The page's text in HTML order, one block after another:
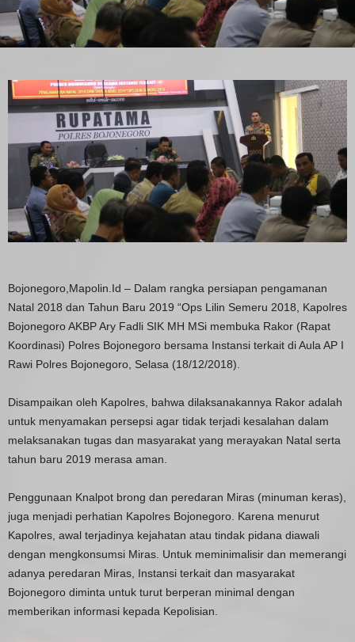
Bojonegoro,Mapolin.Id – Dalam rangka persiapan pengamanan
Natal 2018 dan Tahun Baru 2019 “Ops Lilin Semeru 2018, Kapolres
Bojonegoro AKBP Ary Fadli SIK MH MSi membuka Rakor (Rapat
Koordinasi) Polres Bojonegoro bersama Instansi terkait di Aula AP I
Rawi Polres Bojonegoro, Selasa (18/12/2018).
Disampaikan oleh Kapolres, bahwa dilaksanakannya Rakor adalah
untuk menyamakan persepsi agar tidak terjadi kesalahan dalam
melaksanakan tugas dan masyarakat yang merayakan Natal serta
tahun baru 2019 merasa aman.
Penggunaan Knalpot brong dan peredaran Miras (minuman keras),
juga menjadi perhatian Kapolres Bojonegoro. Karena menurut
Kapolres, awal terjadinya kejahatan atau tindak pidana diawali
dengan mengkonsumsi Miras. Untuk meminimalisir dan memerangi
adanya peredaran Miras, Instansi terkait dan masyarakat
Bojonegoro diminta untuk turut berperan minimal dengan
memberikan informasi kepada Kepolisian.